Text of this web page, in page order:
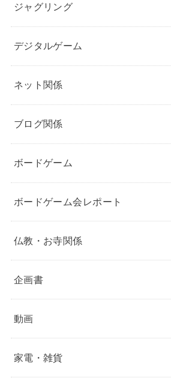
ジャグリング
デジタルゲーム
ネット関係
ブログ関係
ボードゲーム
ボードゲーム会レポート
仏教・お寺関係
企画書
動画
家電・雑貨